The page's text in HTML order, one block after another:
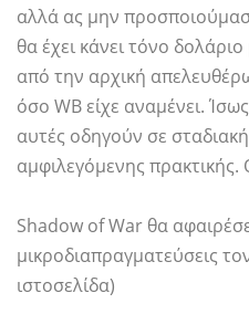
αλλά ας μην
θα έχει κάνει τόνο
από την αρχική
όσο WB είχε αναμένει.
αυτές οδηγούν σε
αμφιλεγόμενης πρακτικής.
Shadow of War θα
μικροδιαπραγματεύσεις
ιστοσελίδα)